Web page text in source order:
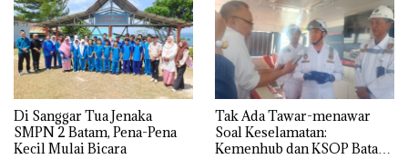
Di Sanggar Tua Jenaka
SMPN 2 Batam, Pena-Pena
Kecil Mulai Bicara
Tak Ada Tawar-menawar
Soal Keselamatan:
Kemenhub dan KSOP Batam